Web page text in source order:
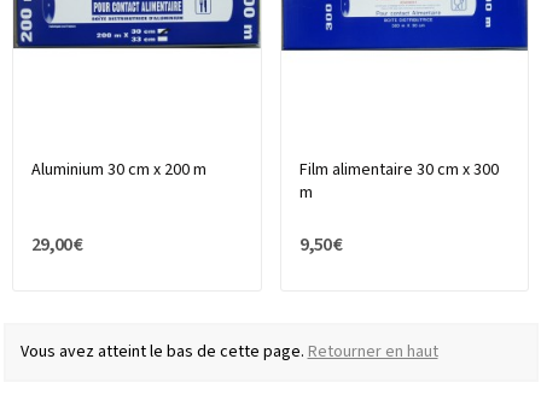
Aluminium 30 cm x 200 m
29,00 €
Film alimentaire 30 cm x 300
m
9,50 €
Vous avez atteint le bas de cette page.Retourner en haut